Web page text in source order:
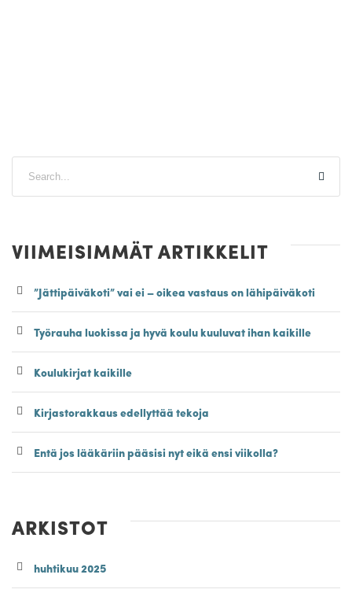
VIIMEISIMMÄT ARTIKKELIT
”Jättipäiväkoti” vai ei – oikea vastaus on lähipäiväkoti
Työrauha luokissa ja hyvä koulu kuuluvat ihan kaikille
Koulukirjat kaikille
Kirjastorakkaus edellyttää tekoja
Entä jos lääkäriin pääsisi nyt eikä ensi viikolla?
ARKISTOT
huhtikuu 2025